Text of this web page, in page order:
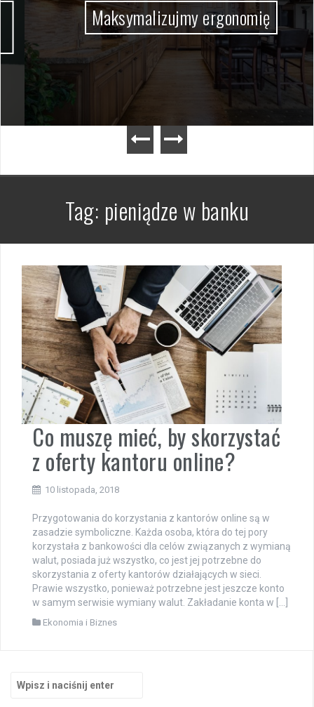
Maksymalizujmy ergonomię
Tag: pieniądze w banku
Co muszę mieć, by skorzystać
z oferty kantoru online?
10 listopada, 2018
Przygotowania do korzystania z kantorów online są w
zasadzie symboliczne. Każda osoba, która do tej pory
korzystała z bankowości dla celów związanych z wymianą
walut, posiada już wszystko, co jest jej potrzebne do
skorzystania z oferty kantorów działających w sieci.
Prawie wszystko, ponieważ potrzebne jest jeszcze konto
w samym serwisie wymiany walut. Zakładanie konta w […]
Ekonomia i Biznes